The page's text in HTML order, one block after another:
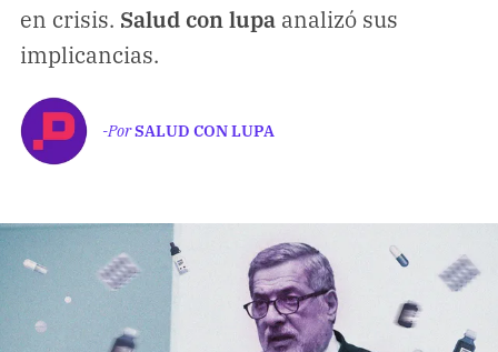
Entrevistas
Opinión
Biblioterapia
Cartas y réplicas
Pon tu lupa sobre lo
que importa
en crisis. Salud con lupaanalizó sus
implicancias.
-PorSALUD CON LUPA